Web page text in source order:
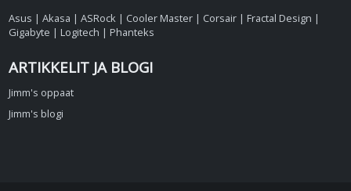
Asus |Akasa |ASRock | Cooler Master | Corsair | Fractal Design |
Gigabyte | Logitech | Phanteks
ARTIKKELIT JA BLOGI
Jimm's oppaat
Jimm's blogi